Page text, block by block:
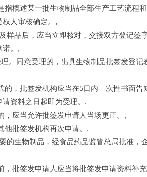
概述某一批生物制品全部生产工艺流程
权人审核确定。,
样品后，应当立即核对，交接双方登记签
诺。,
。同意受理的，出具生物制品批签发登
的，批签发机构应当在5日内一次性书面告
资料之日起即为受理。,
，应当允许批签发申请人当场更正。,
他批签发机构再次申请。,
的生物制品，经食品药品监管总局批准，
，批签发申请人应当将批签发申请资料补